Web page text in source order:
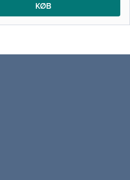
KØB